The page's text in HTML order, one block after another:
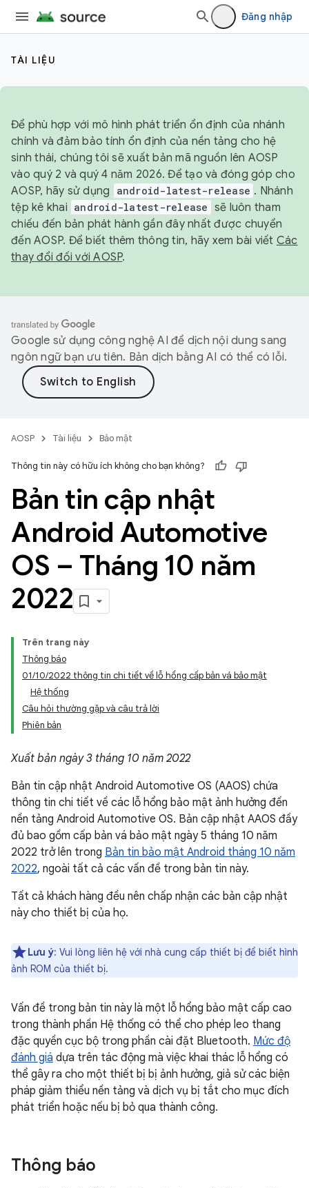
Đăng nhập
TÀI LIỆU
Để phù hợp với mô hình phát triển ổn định của nhánh
chính và đảm bảo tính ổn định của nền tảng cho hệ
sinh thái, chúng tôi sẽ xuất bản mã nguồn lên AOSP
vào quý 2 và quý 4 năm 2026. Để tạo và đóng góp cho
AOSP, hãy sử dụng
android-latest-release . Nhánh
tệp kê khai android-latest-release sẽ luôn tham
chiếu đến bản phát hành gần đây nhất được chuyển
đến AOSP. Để biết thêm thông tin, hãy xem bài viết Các
thay đổi đối với AOSP.
Google sử dụng công nghệ AI để dịch nội dung sang
ngôn ngữ bạn ưu tiên. Bản dịch bằng AI có thể có lỗi.
AOSP Tài liệu Bảo mật
Thông tin này có hữu ích không cho bạn không?
Bản tin cập nhật
Android Automotive
OS – Tháng 10 năm
2022
Trên trang này
Thông báo
01/10/2022 thông tin chi tiết về lỗ hổng cấp bản vá bảo mật
Hệ thống
Câu hỏi thường gặp và câu trả lời
Phiên bản
Xuất bản ngày 3 tháng 10 năm 2022
Bản tin cập nhật Android Automotive OS (AAOS) chứa
thông tin chi tiết về các lỗ hổng bảo mật ảnh hưởng đến
nền tảng Android Automotive OS. Bản cập nhật AAOS đầy
đủ bao gồm cấp bản vá bảo mật ngày 5 tháng 10 năm
2022 trở lên trong Bản tin bảo mật Android tháng 10 năm
2022, ngoài tất cả các vấn đề trong bản tin này.
Tất cả khách hàng đều nên chấp nhận các bản cập nhật
này cho thiết bị của họ.
Lưu ý: Vui lòng liên hệ với nhà cung cấp thiết bị để biết hình
ảnh ROM của thiết bị.
Vấn đề trong bản tin này là một lỗ hổng bảo mật cấp cao
trong thành phần Hệ thống có thể cho phép leo thang
đặc quyền cục bộ trong phần cài đặt Bluetooth. Mức độ
đánh giá dựa trên tác động mà việc khai thác lỗ hổng có
thể gây ra cho một thiết bị bị ảnh hưởng, giả sử các biện
pháp giảm thiểu nền tảng và dịch vụ bị tắt cho mục đích
phát triển hoặc nếu bị bỏ qua thành công.
Thông báo